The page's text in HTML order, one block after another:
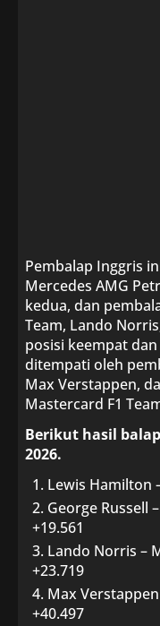
Pembalap Inggris
Mercedes AMG
kedua, dan
Team, Lando
posisi keempat
ditempati oleh
Max Verstappen,
Mastercard F1
Berikut hasil
2026.
Lewis Hamilton
George Russell
+19.561
Lando Norris –
+23.719
Max
+40.497